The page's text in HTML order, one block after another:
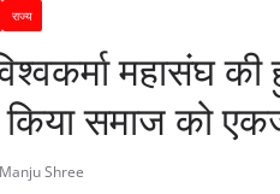
राज्य
महासंघ
समाज को
Manju Shree